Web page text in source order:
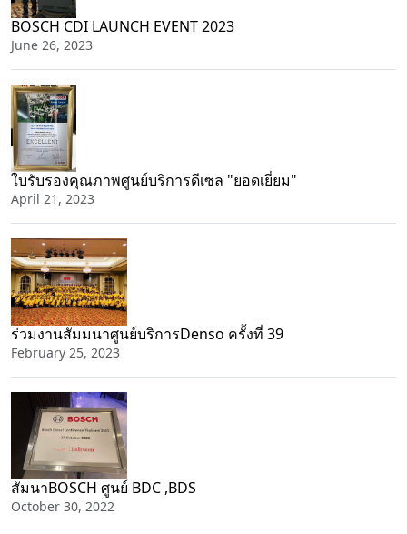
BOSCH CDI LAUNCH EVENT 2023
June 26, 2023
ใบรับรองคุณภาพศูนย์บริการดีเซล "ยอดเยี่ยม"
April 21, 2023
ร่วมงานสัมมนาศูนย์บริการDenso ครั้งที่ 39
February 25, 2023
สัมนาBOSCH ศูนย์ BDC ,BDS
October 30, 2022